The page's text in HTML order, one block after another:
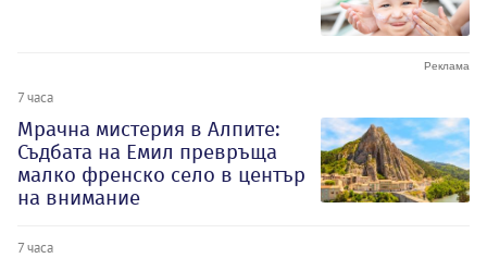
7 часа
Мрачна мистерия в Алпите:
Съдбата на Емил превръща
малко френско село в център
на внимание
7 часа